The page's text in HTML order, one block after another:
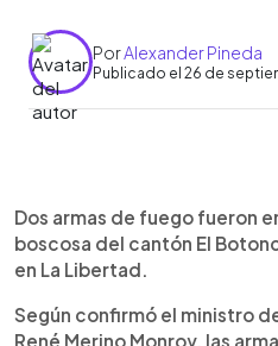
PorAlexander Pineda
Publicado el 26 de
Escuchar artículo
Dos armas de fuego fueron
boscosa del cantón El
en La Libertad.
Según confirmó el ministro
René Merino Monroy, las